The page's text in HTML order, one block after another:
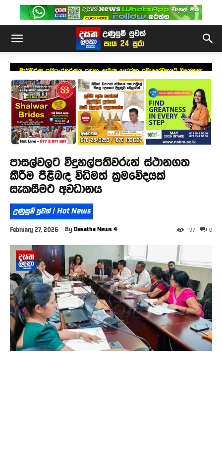
මැතිවරණ ප්‍රතිසංස්කරණය සඳහා ලැබුණු යෝජනා සමාලෝචනයට විශේෂඥ
මණ්ඩලයක්
පාසල්වලට විදුහල්පතිවරුන් ස්ථානගත
කිරීම පිළිබඳ විධිමත් ක්‍රමවේදයක්
සැකසීමට අවධානය
උණුසුම් පුවත් | Hot News
February 27, 2026 By Dasatha News 4 0
197